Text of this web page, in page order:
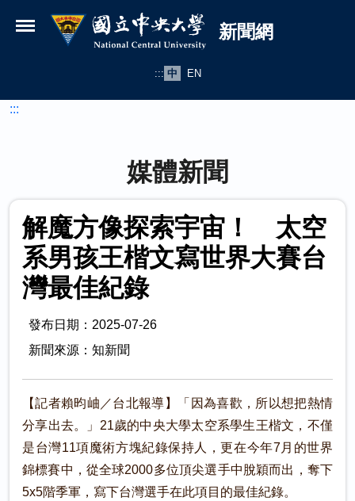
國立中央大學新聞網
新聞網
::: 中 EN
:::
媒體新聞
解魔方像探索宇宙！ 太空
系男孩王楷文寫世界大賽台
灣最佳紀錄
發布日期：2025-07-26
新聞來源：知新聞
【記者賴昀岫／台北報導】「因為喜歡，所以想把熱情
分享出去。」21歲的中央大學太空系學生王楷文，不僅
是台灣11項魔術方塊紀錄保持人，更在今年7月的世界
錦標賽中，從全球2000多位頂尖選手中脫穎而出，奪下
5x5階季軍，寫下台灣選手在此項目的最佳紀錄。